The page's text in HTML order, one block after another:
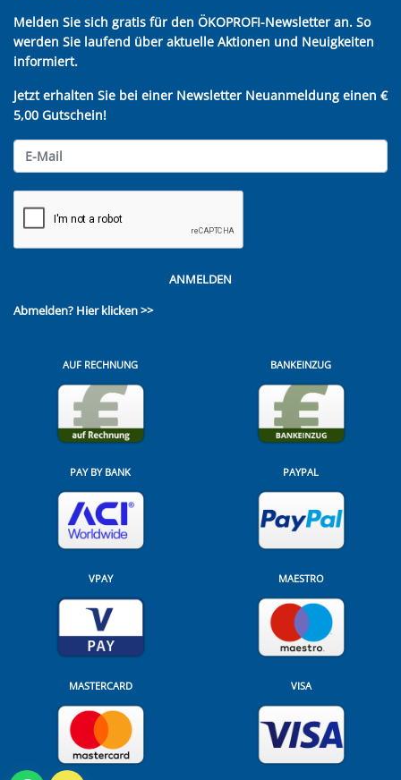
Melden Sie sich gratis für den ÖKOPROFI-Newsletter an. So
werden Sie laufend über aktuelle Aktionen und Neuigkeiten
informiert.
Jetzt erhalten Sie bei einer Newsletter Neuanmeldung einen €
5,00 Gutschein!
ANMELDEN
Abmelden? Hier klicken >>
AUF RECHNUNG BANKEINZUG
PAY BY BANK PAYPAL
VPAY MAESTRO
MASTERCARD VISA